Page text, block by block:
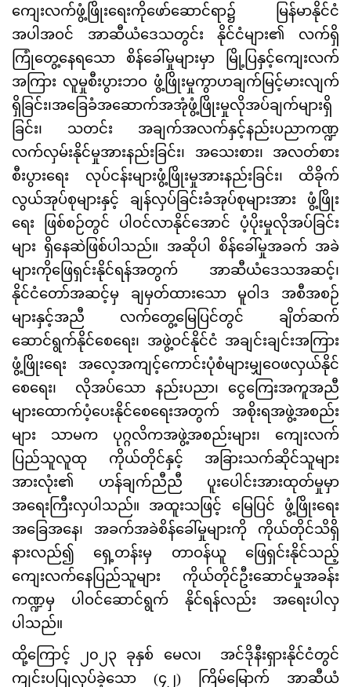
ကျေးလက်ဖွံ့ဖြိုးရေးကိုဖော်ဆောင်ရာ၌ မြန်မာနိုင်ငံ
အပါအဝင် အာဆီယံဒေသတွင်း နိုင်ငံများ၏ လက်ရှိ
ကြုံတွေ့နေရသော စိန်ခေါ်မှုများမှာ မြို့ပြနှင့်ကျေးလက်
အကြား လူမှုစီးပွားဘဝ ဖွံ့ဖြိုးမှုကွာဟချက်မြင့်မားလျက်
ရှိခြင်း၊အခြေခံအဆောက်အအုံဖွံ့ဖြိုးမှုလိုအပ်ချက်များရှိ
ခြင်း၊ သတင်း အချက်အလက်နှင့်နည်းပညာကဏ္ဍ
လက်လှမ်းနိုင်မှုအားနည်းခြင်း၊ အသေးစား၊ အလတ်စား
စီးပွားရေး လုပ်ငန်းများဖွံ့ဖြိုးမှုအားနည်းခြင်း၊ ထိခိုက်
လွယ်အုပ်စုများနှင့် ချန်လှပ်ခြင်းခံအုပ်စုများအား ဖွံ့ဖြိုး
ရေး ဖြစ်စဉ်တွင် ပါဝင်လာနိုင်အောင် ပံ့ပိုးမှုလိုအပ်ခြင်း
များ ရှိနေဆဲဖြစ်ပါသည်။ အဆိုပါ စိန်ခေါ်မှုအခက် အခဲ
များကိုဖြေရှင်းနိုင်ရန်အတွက် အာဆီယံဒေသအဆင့်၊
နိုင်ငံတော်အဆင့်မှ ချမှတ်ထားသော မူဝါဒ အစီအစဉ်
များနှင့်အညီ လက်တွေ့မြေပြင်တွင် ချိတ်ဆက်
ဆောင်ရွက်နိုင်စေရေး၊ အဖွဲ့ဝင်နိုင်ငံ အချင်းချင်းအကြား
ဖွံ့ဖြိုးရေး အလေ့အကျင့်ကောင်းပုံစံများမျှဝေဖလှယ်နိုင်
စေရေး၊ လိုအပ်သော နည်းပညာ၊ ငွေကြေးအကူအညီ
များထောက်ပံ့ပေးနိုင်စေရေးအတွက် အစိုးရအဖွဲ့အစည်း
များ သာမက ပုဂ္ဂလိကအဖွဲ့အစည်းများ၊ ကျေးလက်
ပြည်သူလူထု ကိုယ်တိုင်နှင့် အခြားသက်ဆိုင်သူများ
အားလုံး၏ ဟန်ချက်ညီညီ ပူးပေါင်းအားထုတ်မှုမှာ
အရေးကြီးလှပါသည်။ အထူးသဖြင့် မြေပြင် ဖွံ့ဖြိုးရေး
အခြေအနေ၊ အခက်အခဲစိန်ခေါ်မှုများကို ကိုယ်တိုင်သိရှိ
နားလည်၍ ရှေ့တန်းမှ တာဝန်ယူ ဖြေရှင်းနိုင်သည့်
ကျေးလက်နေပြည်သူများ ကိုယ်တိုင်ဦးဆောင်မှုအခန်း
ကဏ္ဍမှ ပါဝင်ဆောင်ရွက် နိုင်ရန်လည်း အရေးပါလှ
ပါသည်။
ထို့ကြောင့် ၂၀၂၃ ခုနှစ် မေလ၊ အင်ဒိုနီးရှားနိုင်ငံတွင်
ကျင်းပပြုလုပ်ခဲ့သော (၄၂) ကြိမ်မြောက် အာဆီယံ